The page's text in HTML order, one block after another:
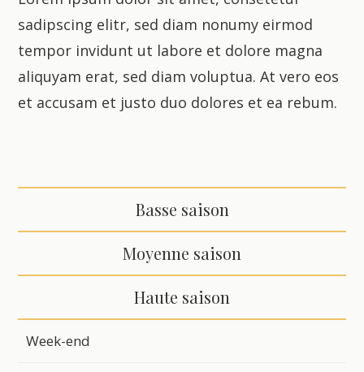
sadipscing elitr, sed diam nonumy eirmod
tempor invidunt ut labore et dolore magna
aliquyam erat, sed diam voluptua. At vero eos
et accusam et justo duo dolores et ea rebum.
Basse saison
Moyenne saison
Haute saison
Week-end